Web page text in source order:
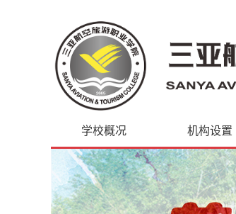
学校概况 机构设置